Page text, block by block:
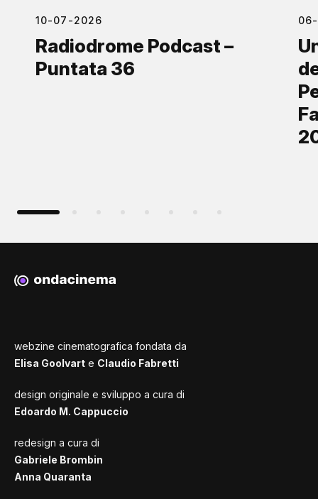
10-07-2026
Radiodrome Podcast –
Puntata 36
webzine cinematografica fondata da
Elisa Goolvart e Claudio Fabretti
design originale e sviluppo a cura di
Edoardo M. Cappuccio
redesign a cura di
Gabriele Brombin
Anna Quaranta